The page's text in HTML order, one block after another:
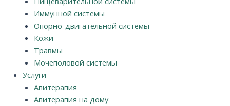
Иммунной системы
Опорно-двигательной системы
Кожи
Травмы
Мочеполовой системы
Услуги
Апитерапия
Апитерапия на дому